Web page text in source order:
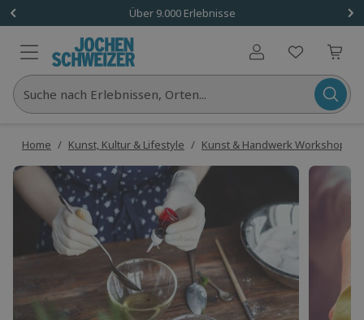
Über 9.000 Erlebnisse
Benutzerkonto
Suche nach Erlebnissen, Orten...
Home / Kunst, Kultur & Lifestyle / Kunst & Handwerk Workshops